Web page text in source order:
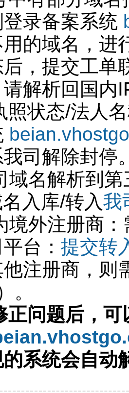
录备案系统
的域名，进
，提交工单
解析回国内
照状态/法人
司解除封停
域名解析到
入库/转入我
境外注册商
台： 提交转
注册商，则
。
正问题后，可
系统会自动